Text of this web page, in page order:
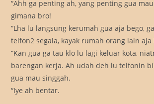
“Ahh ga penting ah, yang penting gua
gimana bro!
“Lha lu langsung kerumah gua aja bego,
telfon2 segala, kayak rumah orang lain aja
“Kan gua ga tau klo lu lagi keluar kota,
barengan kerja. Ah udah deh lu telfonin
gua mau singgah.
“Iye ah bentar.